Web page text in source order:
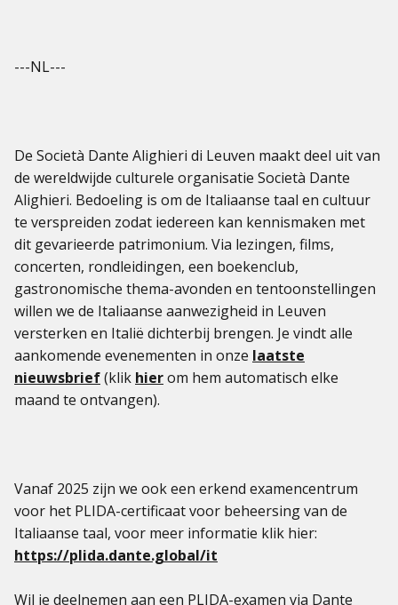
---NL---
​De Società Dante Alighieri di Leuven maakt deel uit van
de wereldwijde culturele organisatie Società Dante
Alighieri. Bedoeling is om de Italiaanse taal en cultuur
te verspreiden zodat iedereen kan kennismaken met
dit gevarieerde patrimonium. Via lezingen, films,
concerten, rondleidingen, een boekenclub,
gastronomische thema-avonden en tentoonstellingen
willen we de Italiaanse aanwezigheid in Leuven
versterken en Italië dichterbij brengen. Je vindt alle
aankomende evenementen in onze laatste
nieuwsbrief(klik hierom hem automatisch elke
maand te ontvangen).
Vanaf 2025 zijn we ook een erkend examencentrum
voor het PLIDA-certificaat voor beheersing van de
Italiaanse taal, voor meer informatie klik hier:
https://plida.dante.global/it
Wil je deelnemen aan een PLIDA-examen via Dante